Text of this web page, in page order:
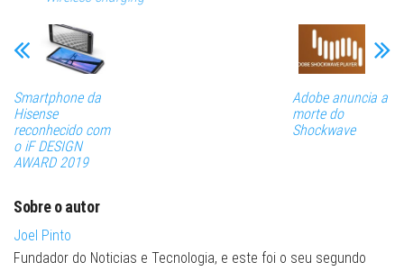
Smartphone da
Hisense
reconhecido com
o iF DESIGN
AWARD 2019
Adobe anuncia a
morte do
Shockwave
Sobre o autor
Joel Pinto
Fundador do Noticias e Tecnologia, e este foi o seu segundo